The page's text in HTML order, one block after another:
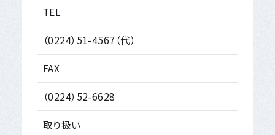
TEL
（0224）51-4567（代）
FAX
（0224）52-6628
取り扱い